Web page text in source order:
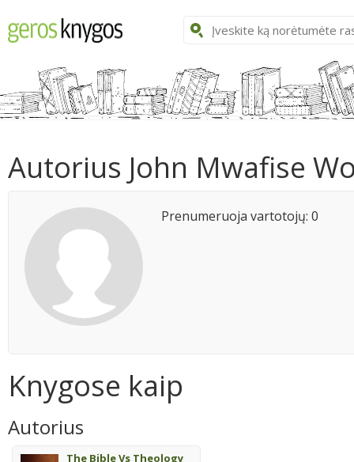
Autorius John Mwafise
Prenumeruoja vartotojų: 0
Knygose kaip
Autorius
The Bible Vs Theology